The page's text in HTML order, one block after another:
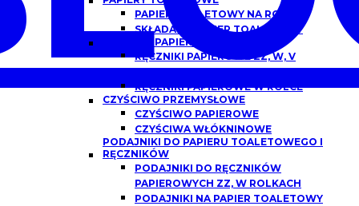
PAPIER TOALETOWY NA ROLCE
SKŁADANY PAPIER TOALETOWY
RĘCZNIKI PAPIEROWE
RĘCZNIKI PAPIEROWE ZZ, W, V
SKŁADANE
RĘCZNIKI PAPIEROWE W ROLCE
CZYŚCIWO PRZEMYSŁOWE
CZYŚCIWO PAPIEROWE
CZYŚCIWA WŁÓKNINOWE
PODAJNIKI DO PAPIERU TOALETOWEGO I
RĘCZNIKÓW
PODAJNIKI DO RĘCZNIKÓW
PAPIEROWYCH ZZ, W ROLKACH
PODAJNIKI NA PAPIER TOALETOWY